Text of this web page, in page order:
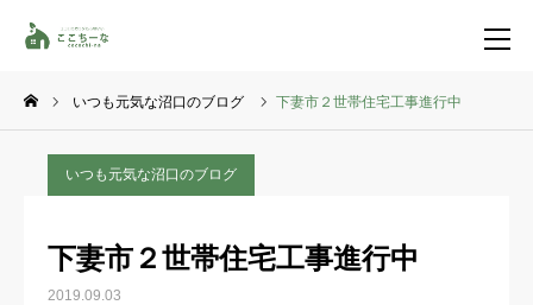
いつも元気な沼口のブログ 下妻市２世帯住宅工事進行中
いつも元気な沼口のブログ
下妻市２世帯住宅工事進行中
2019.09.03
お問い合わせ
LINE登録